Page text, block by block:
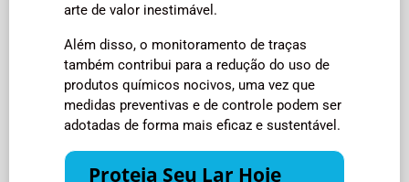
arte de valor inestimável.
Além disso, o monitoramento de traças
também contribui para a redução do uso de
produtos químicos nocivos, uma vez que
medidas preventivas e de controle podem ser
adotadas de forma mais eficaz e sustentável.
Proteja Seu Lar Hoje